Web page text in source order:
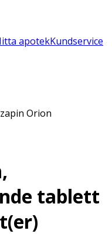
apotekKundservice
Orion
tablett